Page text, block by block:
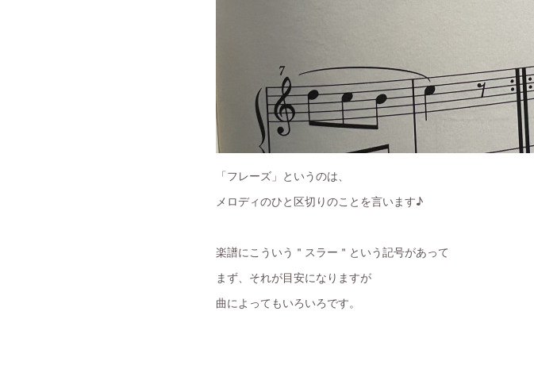
「フレーズ」というのは、
メロディのひと区切りのことを言います♪
楽譜にこういう＂スラー＂という記号があって
まず、それが目安になりますが
曲によってもいろいろです。